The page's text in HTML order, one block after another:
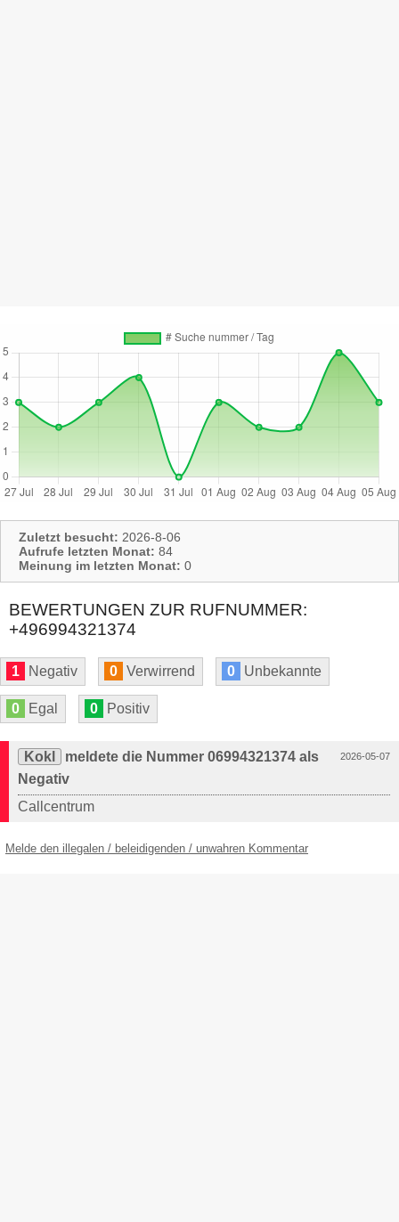
Zuletzt besucht: 2026-8-06
Aufrufe letzten Monat: 84
Meinung im letzten Monat: 0
BEWERTUNGEN ZUR RUFNUMMER:
+496994321374
1 Negativ 0 Verwirrend 0 Unbekannte
0 Egal 0 Positiv
2026-05-07
Kokl
meldete die Nummer 06994321374 als
Negativ
Callcentrum
Melde den illegalen / beleidigenden / unwahren Kommentar